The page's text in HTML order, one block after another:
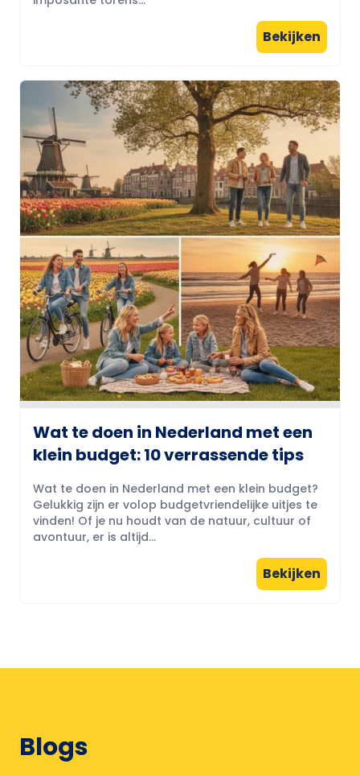
Bekijken
Wat te doen in Nederland met een
klein budget: 10 verrassende tips
Wat te doen in Nederland met een klein budget?
Gelukkig zijn er volop budgetvriendelijke uitjes te
vinden! Of je nu houdt van de natuur, cultuur of
avontuur, er is altijd...
Bekijken
Blogs